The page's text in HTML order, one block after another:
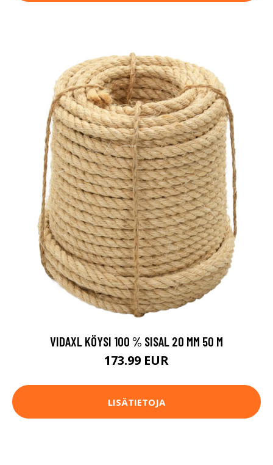
VIDAXL KÖYSI 100 % SISAL 20 MM 50 M
173.99 EUR
LISÄTIETOJA